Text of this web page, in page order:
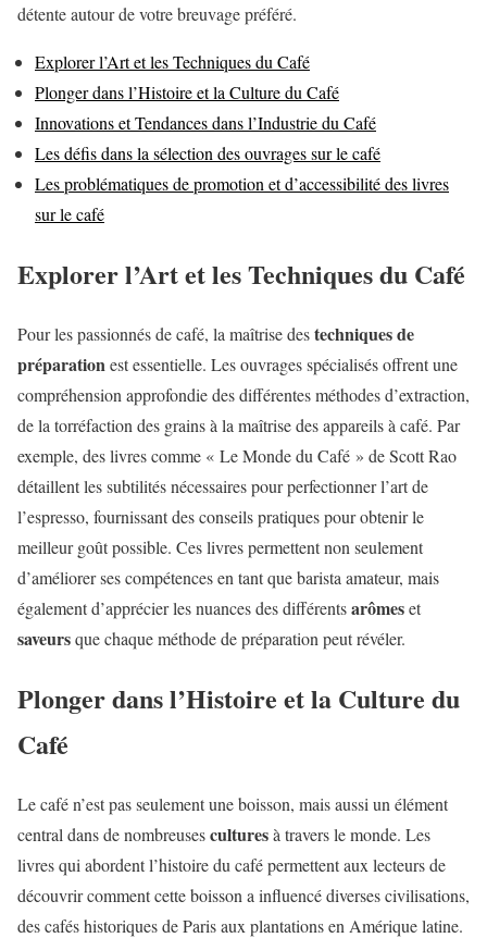
détente autour de votre breuvage préféré.
Explorer l’Art et les Techniques du Café
Plonger dans l’Histoire et la Culture du Café
Innovations et Tendances dans l’Industrie du Café
Les défis dans la sélection des ouvrages sur le café
Les problématiques de promotion et d’accessibilité des livres
sur le café
Explorer l’Art et les Techniques du Café
Pour les passionnés de café, la maîtrise destechniques de
préparationest essentielle. Les ouvrages spécialisés offrent une
compréhension approfondie des différentes méthodes d’extraction,
de la torréfaction des grains à la maîtrise des appareils à café. Par
exemple, des livres comme « Le Monde du Café » de Scott Rao
détaillent les subtilités nécessaires pour perfectionner l’art de
l’espresso, fournissant des conseils pratiques pour obtenir le
meilleur goût possible. Ces livres permettent non seulement
d’améliorer ses compétences en tant que barista amateur, mais
également d’apprécier les nuances des différentsarômeset
saveursque chaque méthode de préparation peut révéler.
Plonger dans l’Histoire et la Culture du
Café
Le café n’est pas seulement une boisson, mais aussi un élément
central dans de nombreusesculturesà travers le monde. Les
livres qui abordent l’histoire du café permettent aux lecteurs de
découvrir comment cette boisson a influencé diverses civilisations,
des cafés historiques de Paris aux plantations en Amérique latine.